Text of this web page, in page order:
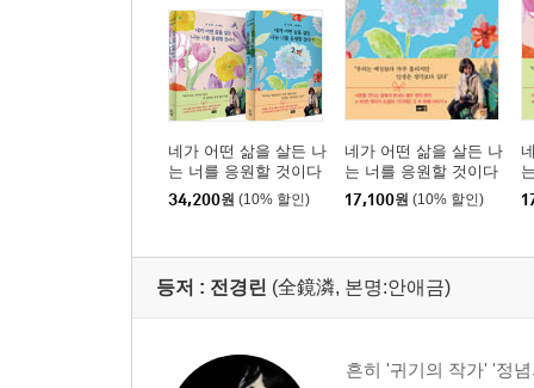
네가 어떤 삶을 살든 나
는 너를 응원할 것이다
1,2 세트
34,200원 (10% 할인)
네가 어떤 삶을 살든 나
는 너를 응원할 것이다
2
17,100원 (10% 할인)
1
등저 : 전경린 (全鏡潾, 본명:안애금)
흔히 '귀기의 작가' '정